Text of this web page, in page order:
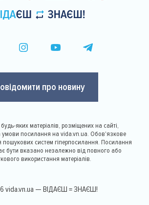
про новину
яких матеріалів, розміщених на сайті,
умови посилання на vida.vn.ua. Обов'язкове
пошукових систем гіперпосилання. Посилання
бути вказано незалежно від повного або
використання матеріалів.
vida.vn.ua — ВІДАЄШ = ЗНАЄШ!